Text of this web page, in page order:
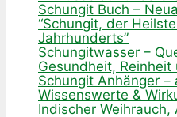
Schungit Buch –
“Schungit, der
Jahrhunderts”
Schungitwasser –
Gesundheit, Reinheit
Schungit Anhänger –
Wissenswerte &
Indischer Weihrauch,